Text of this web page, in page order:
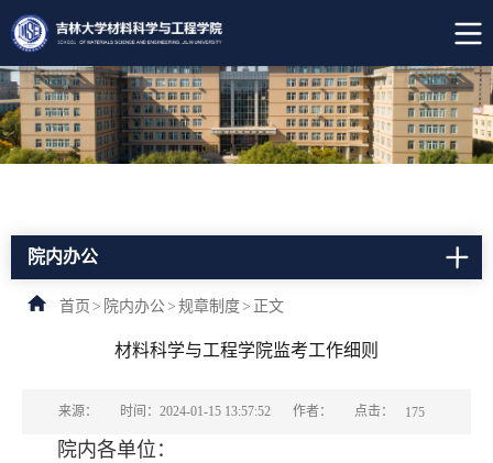
院内办公
首页 > 院内办公> 规章制度> 正文
材料科学与工程学院监考工作细则
来源： 时间：2024-01-15 13:57:52 作者： 点击： 175
院内各单位：